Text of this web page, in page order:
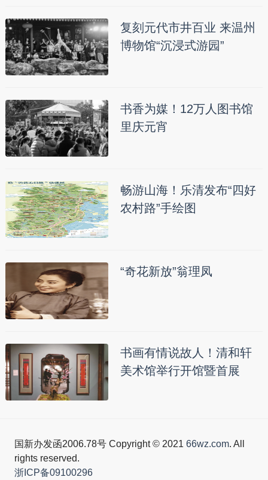
复刻元代市井百业 来温州
博物馆“沉浸式游园”
书香为媒！12万人图书馆
里庆元宵
畅游山海！乐清发布“四好
农村路”手绘图
“奇花新放”翁理凤
书画有情说故人！清和轩
美术馆举行开馆暨首展
国新办发函2006.78号 Copyright © 2021 66wz.com. All
rights reserved.
浙ICP备09100296